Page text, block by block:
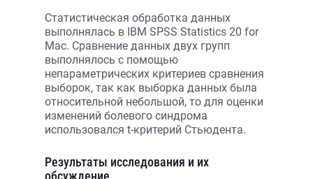
Статистическая обработка данных
выполнялась в IBM SPSS Statistics 20 for
Mac. Сравнение данных двух групп
выполнялось с помощью
непараметрических критериев сравнения
выборок, так как выборка данных была
относительной небольшой, то для оценки
изменений болевого синдрома
использовался t-критерий Стьюдента.
Результаты исследования и их
обсуждение